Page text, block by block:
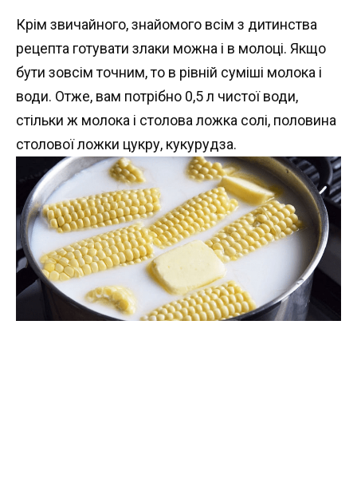
Крім звичайного, знайомого всім з дитинства
рецепта готувати злаки можна і в молоці. Якщо
бути зовсім точним, то в рівній суміші молока і
води. Отже, вам потрібно 0,5 л чистої води,
стільки ж молока і столова ложка солі, половина
столової ложки цукру, кукурудза.